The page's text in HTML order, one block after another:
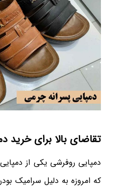
تقاضای بالا برای خرید
دمپایی روفرشی یکی از
که امروزه به دلیل سرامیک